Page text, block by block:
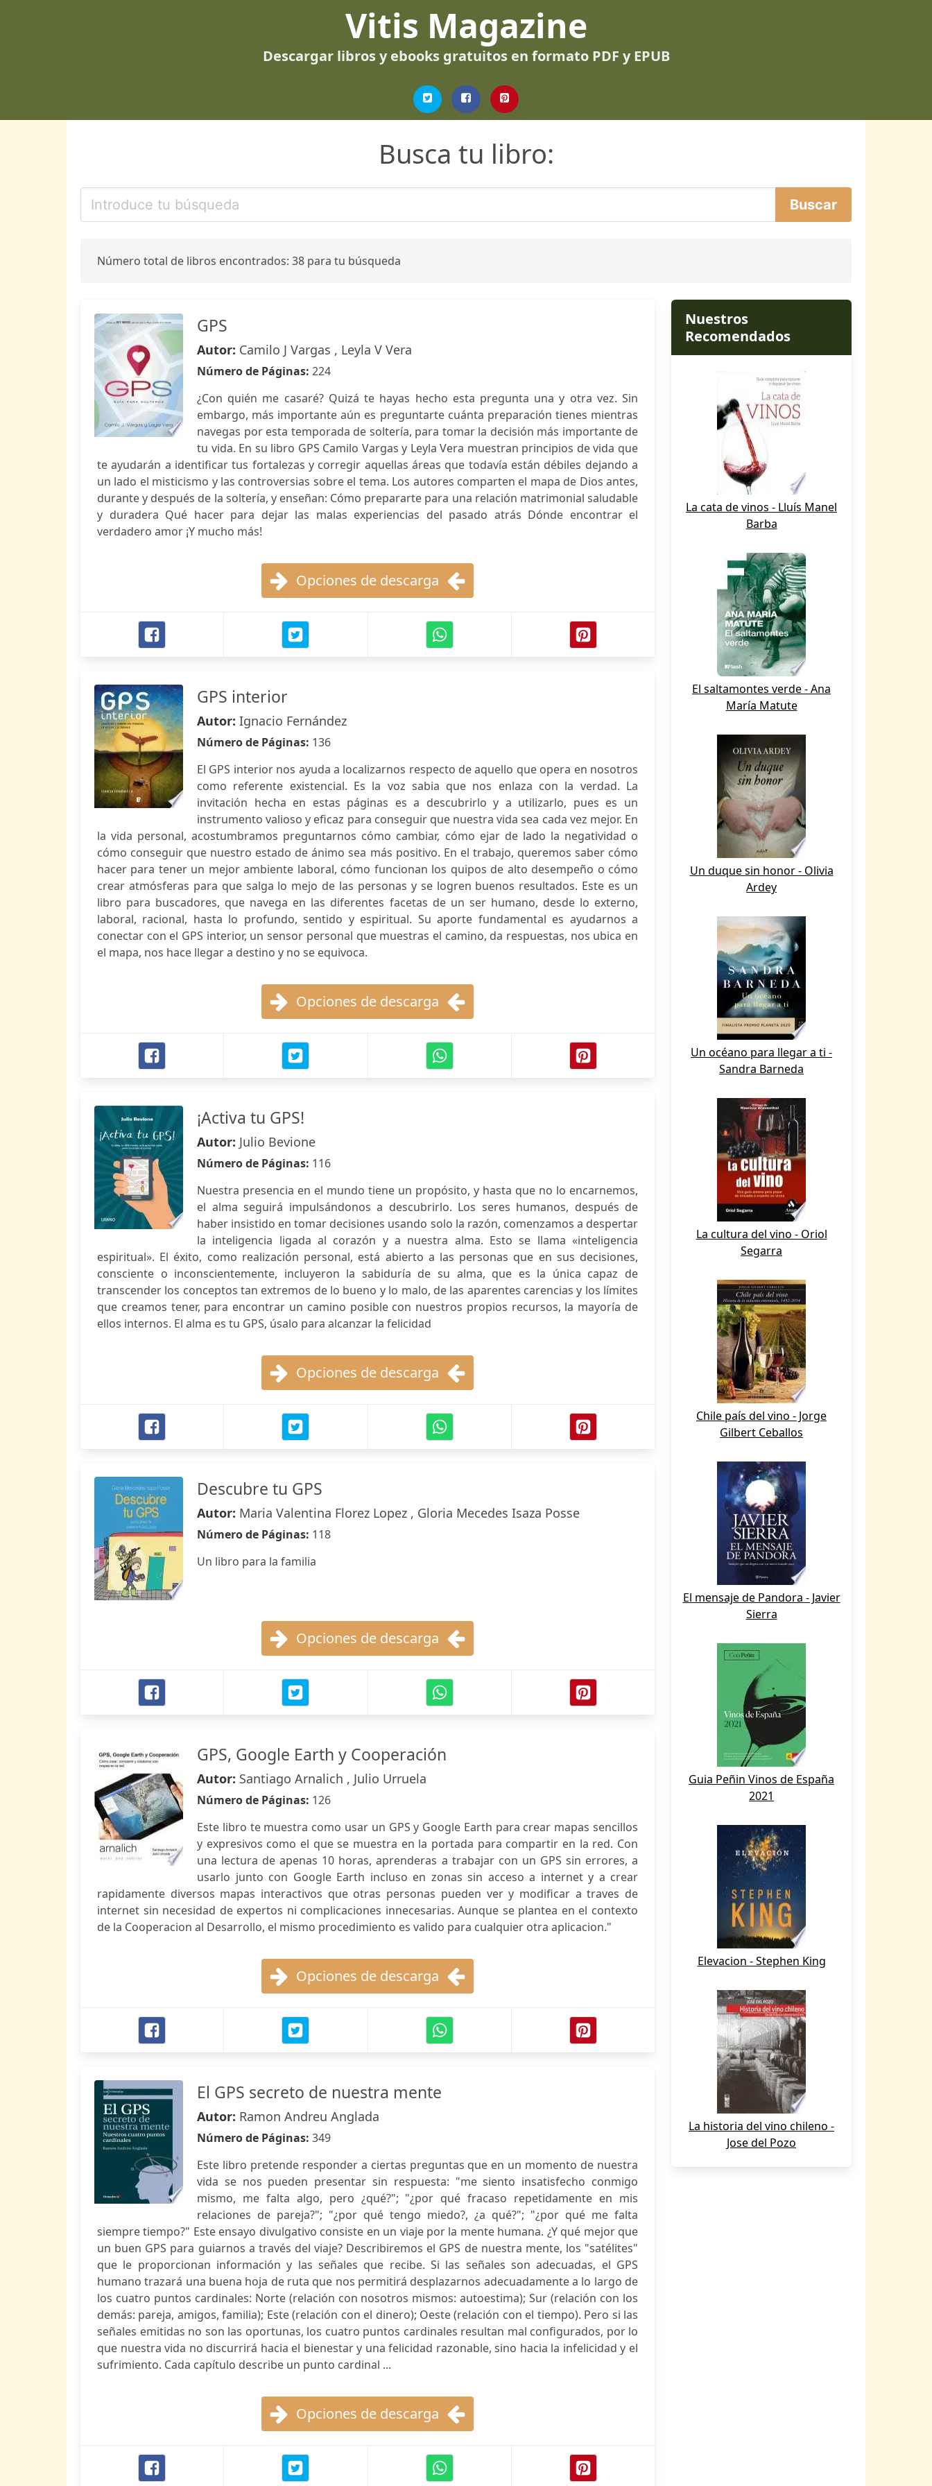
Vitis Magazine
Descargar libros y ebooks gratuitos en formato PDF y EPUB
Busca tu libro:
Número total de libros encontrados: 38 para tu búsqueda
GPS
Autor: Camilo J Vargas , Leyla V Vera
Número de Páginas: 224
¿Con quién me casaré? Quizá te hayas hecho esta pregunta una y otra vez. Sin
embargo, más importante aún es preguntarte cuánta preparación tienes mientras
navegas por esta temporada de soltería, para tomar la decisión más importante de
tu vida. En su libro GPS Camilo Vargas y Leyla Vera muestran principios de vida que
te ayudarán a identificar tus fortalezas y corregir aquellas áreas que todavía están débiles dejando a
un lado el misticismo y las controversias sobre el tema. Los autores comparten el mapa de Dios antes,
durante y después de la soltería, y enseñan: Cómo prepararte para una relación matrimonial saludable
y duradera Qué hacer para dejar las malas experiencias del pasado atrás Dónde encontrar el
verdadero amor ¡Y mucho más!
Opciones de descarga
GPS interior
Autor: Ignacio Fernández
Número de Páginas: 136
El GPS interior nos ayuda a localizarnos respecto de aquello que opera en nosotros
como referente existencial. Es la voz sabia que nos enlaza con la verdad. La
invitación hecha en estas páginas es a descubrirlo y a utilizarlo, pues es un
instrumento valioso y eficaz para conseguir que nuestra vida sea cada vez mejor. En
la vida personal, acostumbramos preguntarnos cómo cambiar, cómo ejar de lado la negatividad o
cómo conseguir que nuestro estado de ánimo sea más positivo. En el trabajo, queremos saber cómo
hacer para tener un mejor ambiente laboral, cómo funcionan los quipos de alto desempeño o cómo
crear atmósferas para que salga lo mejo de las personas y se logren buenos resultados. Este es un
libro para buscadores, que navega en las diferentes facetas de un ser humano, desde lo externo,
laboral, racional, hasta lo profundo, sentido y espiritual. Su aporte fundamental es ayudarnos a
conectar con el GPS interior, un sensor personal que muestras el camino, da respuestas, nos ubica en
el mapa, nos hace llegar a destino y no se equivoca.
Opciones de descarga
¡Activa tu GPS!
Autor: Julio Bevione
Número de Páginas: 116
Nuestra presencia en el mundo tiene un propósito, y hasta que no lo encarnemos,
el alma seguirá impulsándonos a descubrirlo. Los seres humanos, después de
haber insistido en tomar decisiones usando solo la razón, comenzamos a despertar
la inteligencia ligada al corazón y a nuestra alma. Esto se llama «inteligencia
espiritual». El éxito, como realización personal, está abierto a las personas que en sus decisiones,
consciente o inconscientemente, incluyeron la sabiduría de su alma, que es la única capaz de
transcender los conceptos tan extremos de lo bueno y lo malo, de las aparentes carencias y los límites
que creamos tener, para encontrar un camino posible con nuestros propios recursos, la mayoría de
ellos internos. El alma es tu GPS, úsalo para alcanzar la felicidad
Opciones de descarga
Descubre tu GPS
Autor: Maria Valentina Florez Lopez , Gloria Mecedes Isaza Posse
Número de Páginas: 118
Un libro para la familia
Opciones de descarga
GPS, Google Earth y Cooperación
Autor: Santiago Arnalich , Julio Urruela
Número de Páginas: 126
Este libro te muestra como usar un GPS y Google Earth para crear mapas sencillos
y expresivos como el que se muestra en la portada para compartir en la red. Con
una lectura de apenas 10 horas, aprenderas a trabajar con un GPS sin errores, a
usarlo junto con Google Earth incluso en zonas sin acceso a internet y a crear
rapidamente diversos mapas interactivos que otras personas pueden ver y modificar a traves de
internet sin necesidad de expertos ni complicaciones innecesarias. Aunque se plantea en el contexto
de la Cooperacion al Desarrollo, el mismo procedimiento es valido para cualquier otra aplicacion."
Opciones de descarga
El GPS secreto de nuestra mente
Autor: Ramon Andreu Anglada
Número de Páginas: 349
Este libro pretende responder a ciertas preguntas que en un momento de nuestra
vida se nos pueden presentar sin respuesta: "me siento insatisfecho conmigo
mismo, me falta algo, pero ¿qué?"; "¿por qué fracaso repetidamente en mis
relaciones de pareja?"; "¿por qué tengo miedo?, ¿a qué?"; "¿por qué me falta
siempre tiempo?" Este ensayo divulgativo consiste en un viaje por la mente humana. ¿Y qué mejor que
un buen GPS para guiarnos a través del viaje? Describiremos el GPS de nuestra mente, los "satélites"
que le proporcionan información y las señales que recibe. Si las señales son adecuadas, el GPS
humano trazará una buena hoja de ruta que nos permitirá desplazarnos adecuadamente a lo largo de
los cuatro puntos cardinales: Norte (relación con nosotros mismos: autoestima); Sur (relación con los
demás: pareja, amigos, familia); Este (relación con el dinero); Oeste (relación con el tiempo). Pero si las
señales emitidas no son las oportunas, los cuatro puntos cardinales resultan mal configurados, por lo
que nuestra vida no discurrirá hacia el bienestar y una felicidad razonable, sino hacia la infelicidad y el
sufrimiento. Cada capítulo describe un punto cardinal ...
Opciones de descarga
Nuestros
Recomendados
La cata de vinos - Lluís Manel
Barba
El saltamontes verde - Ana
María Matute
Un duque sin honor - Olivia
Ardey
Un océano para llegar a ti -
Sandra Barneda
La cultura del vino - Oriol
Segarra
Chile país del vino - Jorge
Gilbert Ceballos
El mensaje de Pandora - Javier
Sierra
Guia Peñin Vinos de España
2021
Elevacion - Stephen King
La historia del vino chileno -
Jose del Pozo